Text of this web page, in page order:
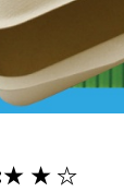
:★ ★ ☆